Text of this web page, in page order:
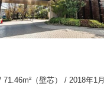
71.46m²（壁芯）
/ 2018年1月